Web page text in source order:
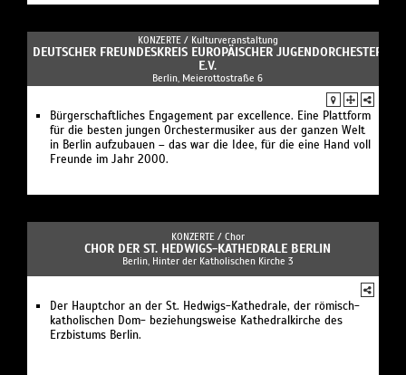
KONZERTE / Kulturveranstaltung
DEUTSCHER FREUNDESKREIS EUROPÄISCHER JUGENDORCHESTER
E.V.
Berlin, Meierottostraße 6
Bürgerschaftliches Engagement par excellence. Eine Plattform
für die besten jungen Orchestermusiker aus der ganzen Welt
in Berlin aufzubauen – das war die Idee, für die eine Hand voll
Freunde im Jahr 2000.
KONZERTE / Chor
CHOR DER ST. HEDWIGS-KATHEDRALE BERLIN
Berlin, Hinter der Katholischen Kirche 3
Der Hauptchor an der St. Hedwigs-Kathedrale, der römisch-
katholischen Dom- beziehungsweise Kathedralkirche des
Erzbistums Berlin.